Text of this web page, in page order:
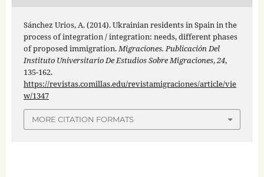
Sánchez Urios, A. (2014). Ukrainian residents in Spain in the
process of integration / integration: needs, different phases
of proposed immigration.Migraciones. Publicación Del
Instituto Universitario De Estudios Sobre Migraciones,24,
135-162.
https://revistas.comillas.edu/revistamigraciones/article/vie
w/1347
MORE CITATION FORMATS